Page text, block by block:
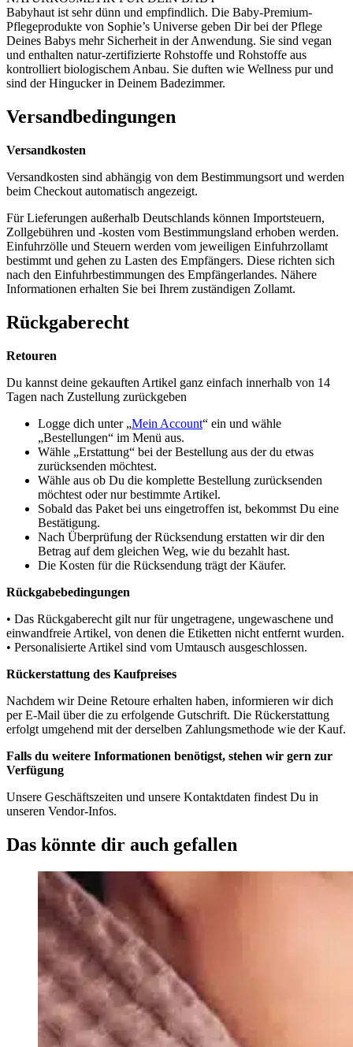
Babyhaut ist sehr dünn und empfindlich. Die Baby-Premium-
Pflegeprodukte von Sophie’s Universe geben Dir bei der Pflege
Deines Babys mehr Sicherheit in der Anwendung. Sie sind vegan
und enthalten natur-zertifizierte Rohstoffe und Rohstoffe aus
kontrolliert biologischem Anbau. Sie duften wie Wellness pur und
sind der Hingucker in Deinem Badezimmer.
Versandbedingungen
Versandkosten
Versandkosten sind abhängig von dem Bestimmungsort und werden
beim Checkout automatisch angezeigt.
Für Lieferungen außerhalb Deutschlands können Importsteuern,
Zollgebühren und -kosten vom Bestimmungsland erhoben werden.
Einfuhrzölle und Steuern werden vom jeweiligen Einfuhrzollamt
bestimmt und gehen zu Lasten des Empfängers. Diese richten sich
nach den Einfuhrbestimmungen des Empfängerlandes. Nähere
Informationen erhalten Sie bei Ihrem zuständigen Zollamt.
Rückgaberecht
Retouren
Du kannst deine gekauften Artikel ganz einfach innerhalb von 14
Tagen nach Zustellung zurückgeben
Logge dich unter „Mein Account“ ein und wähle
„Bestellungen“ im Menü aus.
Wähle „Erstattung“ bei der Bestellung aus der du etwas
zurücksenden möchtest.
Wähle aus ob Du die komplette Bestellung zurücksenden
möchtest oder nur bestimmte Artikel.
Sobald das Paket bei uns eingetroffen ist, bekommst Du eine
Bestätigung.
Nach Überprüfung der Rücksendung erstatten wir dir den
Betrag auf dem gleichen Weg, wie du bezahlt hast.
Die Kosten für die Rücksendung trägt der Käufer.
Rückgabebedingungen
• Das Rückgaberecht gilt nur für ungetragene, ungewaschene und
einwandfreie Artikel, von denen die Etiketten nicht entfernt wurden.
• Personalisierte Artikel sind vom Umtausch ausgeschlossen.
Rückerstattung des Kaufpreises
Nachdem wir Deine Retoure erhalten haben, informieren wir dich
per E-Mail über die zu erfolgende Gutschrift. Die Rückerstattung
erfolgt umgehend mit der derselben Zahlungsmethode wie der Kauf.
Falls du weitere Informationen benötigst, stehen wir gern zur
Verfügung
Unsere Geschäftszeiten und unsere Kontaktdaten findest Du in
unseren Vendor-Infos.
Das könnte dir auch gefallen